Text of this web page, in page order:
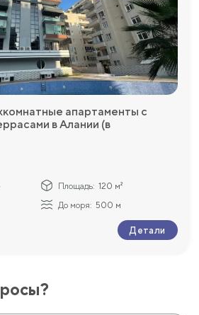
апартаменты с
в Алании (в
Площадь: 120 м²
До моря: 500 м
Детали